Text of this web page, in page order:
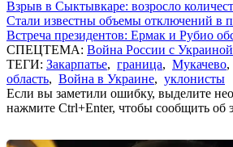
Взрыв в Сыктывкаре: возросло
Стали известны объемы отключений в
Встреча президентов: Ермак и Рубио
СПЕЦТЕМА: Война России с Украиной
ТЕГИ: Закарпатье, граница, Мукачево,
область, Война в Украине, уклонисты
Если вы заметили ошибку, выделите
нажмите Ctrl+Enter, чтобы сообщить об